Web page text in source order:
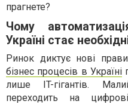
прагнете?
Чому
Україні стає
Ринок диктує нові
бізнес процесів в Україні
лише IT-гігантів.
переходить на